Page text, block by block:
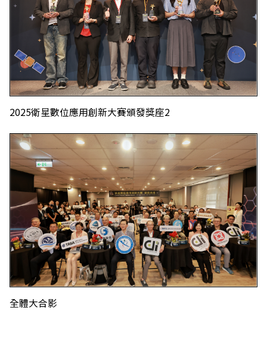
2025衛星數位應用創新大賽頒發獎座2
全體大合影